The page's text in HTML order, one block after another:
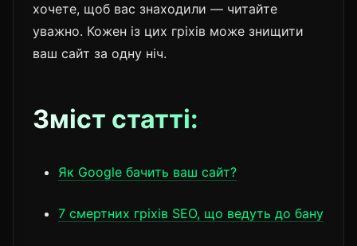
хочете, щоб вас знаходили — читайте
уважно. Кожен із цих гріхів може знищити
ваш сайт за одну ніч.
Зміст статті:
Як Google бачить ваш сайт?
7 смертних гріхів SEO, що ведуть до бану